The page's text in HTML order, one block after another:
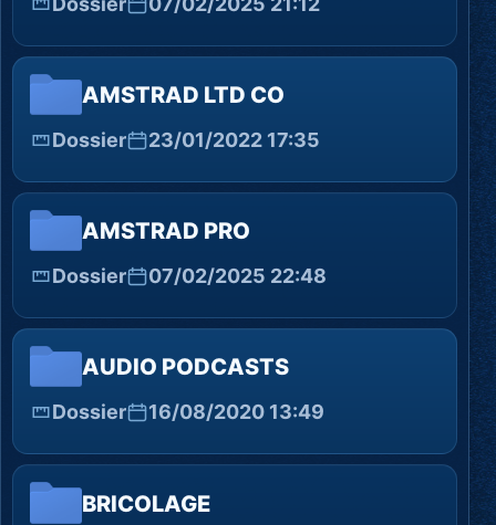
AMSTRAD LTD CO
Dossier 23/01/2022 17:35
AMSTRAD PRO
Dossier 07/02/2025 22:48
AUDIO PODCASTS
Dossier 16/08/2020 13:49
BRICOLAGE